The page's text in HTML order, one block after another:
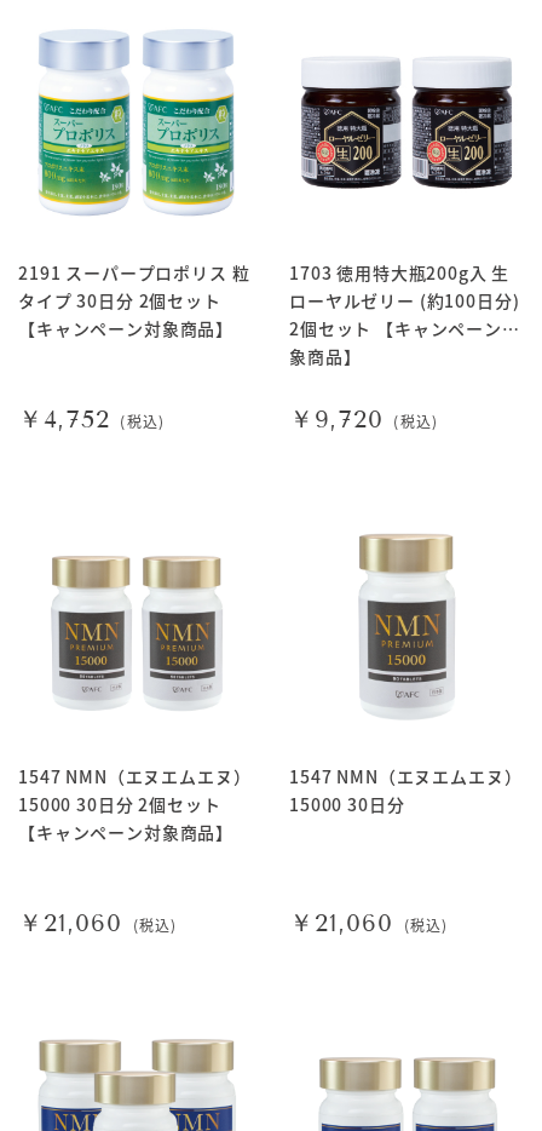
2191 スーパープロポリス 粒
タイプ 30日分 2個セット
【キャンペーン対象商品】
￥4,752 (税込)
1703 徳用特大瓶200g入 生
ローヤルゼリー (約100日分)
2個セット 【キャンペーン対
象商品】
￥9,720 (税込)
1547 NMN（エヌエムエヌ）
15000 30日分 2個セット
【キャンペーン対象商品】
￥21,060 (税込)
1547 NMN（エヌエムエヌ）
15000 30日分
￥21,060 (税込)